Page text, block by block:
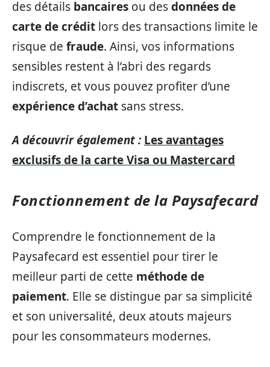
des détails bancaires ou desdonnées de
carte de crédit lors des transactions limite le
risque de fraude. Ainsi, vos informations
sensibles restent à l’abri des regards
indiscrets, et vous pouvez profiter d’une
expérience d’achat sans stress.
A découvrir également : Les avantages
exclusifs de la carte Visa ou Mastercard
Fonctionnement de la Paysafecard
Comprendre le fonctionnement de la
Paysafecard est essentiel pour tirer le
meilleur parti de cette méthode de
paiement. Elle se distingue par sa simplicité
et son universalité, deux atouts majeurs
pour les consommateurs modernes.